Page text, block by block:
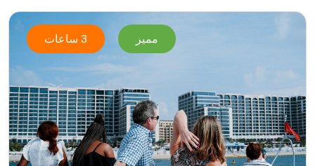
مميز 3 ساعات